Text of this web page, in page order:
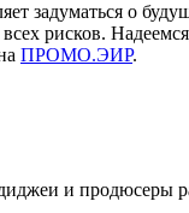
задуматься о
рисков.
ПРОМО.ЭИР.
и продюсеры